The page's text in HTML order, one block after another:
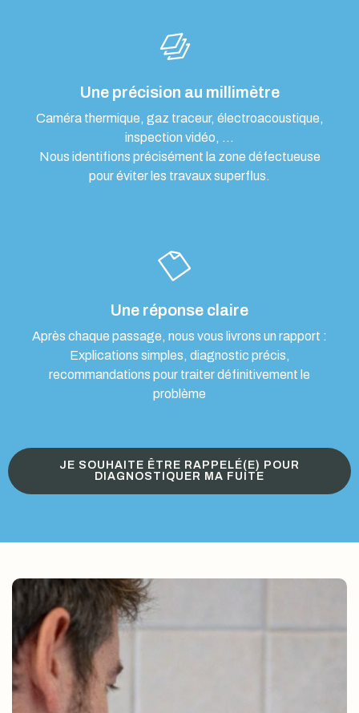
Une précision au millimètre
Caméra thermique, gaz traceur, électroacoustique,
inspection vidéo, …
Nous identifions précisément la zone défectueuse
pour éviter les travaux superflus.
Une réponse claire
Après chaque passage, nous vous livrons un rapport :
Explications simples, diagnostic précis,
recommandations pour traiter définitivement le
problème
JE SOUHAITE ÊTRE RAPPELÉ(E) POUR
DIAGNOSTIQUER MA FUITE